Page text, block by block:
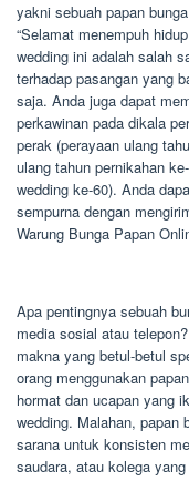
yakni sebuah papan
“Selamat menempuh
wedding ini adalah salah
terhadap pasangan yang
saja. Anda juga dapat
perkawinan pada dikala
perak (perayaan ulang
ulang tahun pernikahan
wedding ke-60). Anda
sempurna dengan
Warung Bunga Papan
Apa pentingnya sebuah
media sosial atau
makna yang betul-betul
orang menggunakan
hormat dan ucapan yang
wedding. Malahan, papan
sarana untuk konsisten
saudara, atau kolega